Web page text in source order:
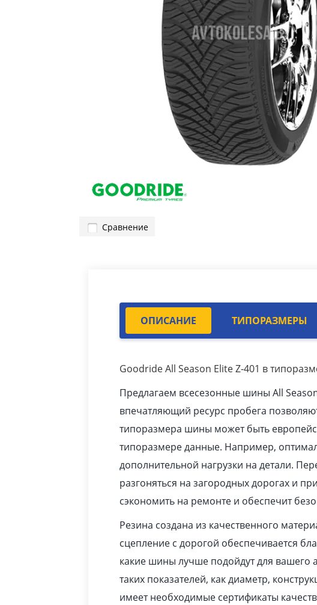
Сравнение
ОПИСАНИЕ ТИПОРАЗМЕРЫ
Goodride All Season Elite Z-401 в
Предлагаем всесезонные шины All
впечатляющий ресурс пробега
типоразмера шины может быть
типоразмере данные. Например,
дополнительной нагрузки на детали.
разгоняться на загородных дорогах и
сэкономить на ремонте и обеспечит
Резина создана из качественного
сцепление с дорогой обеспечивается
какие шины лучше подойдут для вашего
таких показателей, как диаметр,
имеет необходимые сертификаты